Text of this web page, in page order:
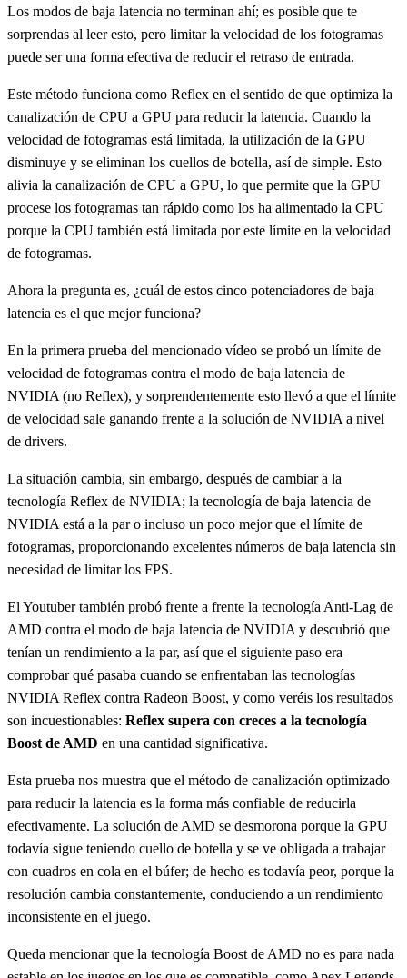
Los modos de baja latencia no terminan ahí; es posible que te
sorprendas al leer esto, pero limitar la velocidad de los fotogramas
puede ser una forma efectiva de reducir el retraso de entrada.
Este método funciona como Reflex en el sentido de que optimiza la
canalización de CPU a GPU para reducir la latencia. Cuando la
velocidad de fotogramas está limitada, la utilización de la GPU
disminuye y se eliminan los cuellos de botella, así de simple. Esto
alivia la canalización de CPU a GPU, lo que permite que la GPU
procese los fotogramas tan rápido como los ha alimentado la CPU
porque la CPU también está limitada por este límite en la velocidad
de fotogramas.
Ahora la pregunta es, ¿cuál de estos cinco potenciadores de baja
latencia es el que mejor funciona?
En la primera prueba del mencionado vídeo se probó un límite de
velocidad de fotogramas contra el modo de baja latencia de
NVIDIA (no Reflex), y sorprendentemente esto llevó a que el límite
de velocidad sale ganando frente a la solución de NVIDIA a nivel
de drivers.
La situación cambia, sin embargo, después de cambiar a la
tecnología Reflex de NVIDIA; la tecnología de baja latencia de
NVIDIA está a la par o incluso un poco mejor que el límite de
fotogramas, proporcionando excelentes números de baja latencia sin
necesidad de limitar los FPS.
El Youtuber también probó frente a frente la tecnología Anti-Lag de
AMD contra el modo de baja latencia de NVIDIA y descubrió que
tenían un rendimiento a la par, así que el siguiente paso era
comprobar qué pasaba cuando se enfrentaban las tecnologías
NVIDIA Reflex contra Radeon Boost, y como veréis los resultados
son incuestionables: Reflex supera con creces a la tecnología
Boost de AMD en una cantidad significativa.
Esta prueba nos muestra que el método de canalización optimizado
para reducir la latencia es la forma más confiable de reducirla
efectivamente. La solución de AMD se desmorona porque la GPU
todavía sigue teniendo cuello de botella y se ve obligada a trabajar
con cuadros en cola en el búfer; de hecho es todavía peor, porque la
resolución cambia constantemente, conduciendo a un rendimiento
inconsistente en el juego.
Queda mencionar que la tecnología Boost de AMD no es para nada